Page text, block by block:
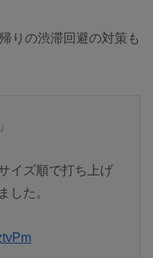
りの渋滞回避の対策も
イズ順で打ち上げ
した。